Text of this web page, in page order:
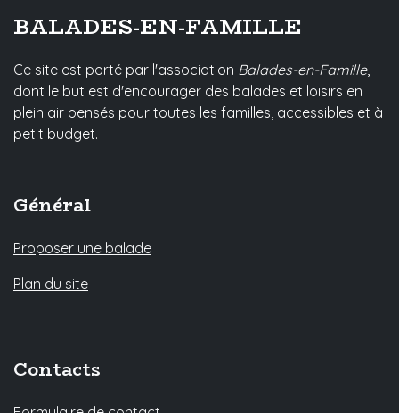
BALADES-EN-FAMILLE
Ce site est porté par l'association Balades-en-Famille,
dont le but est d'encourager des balades et loisirs en
plein air pensés pour toutes les familles, accessibles et à
petit budget.
Général
Proposer une balade
Plan du site
Contacts